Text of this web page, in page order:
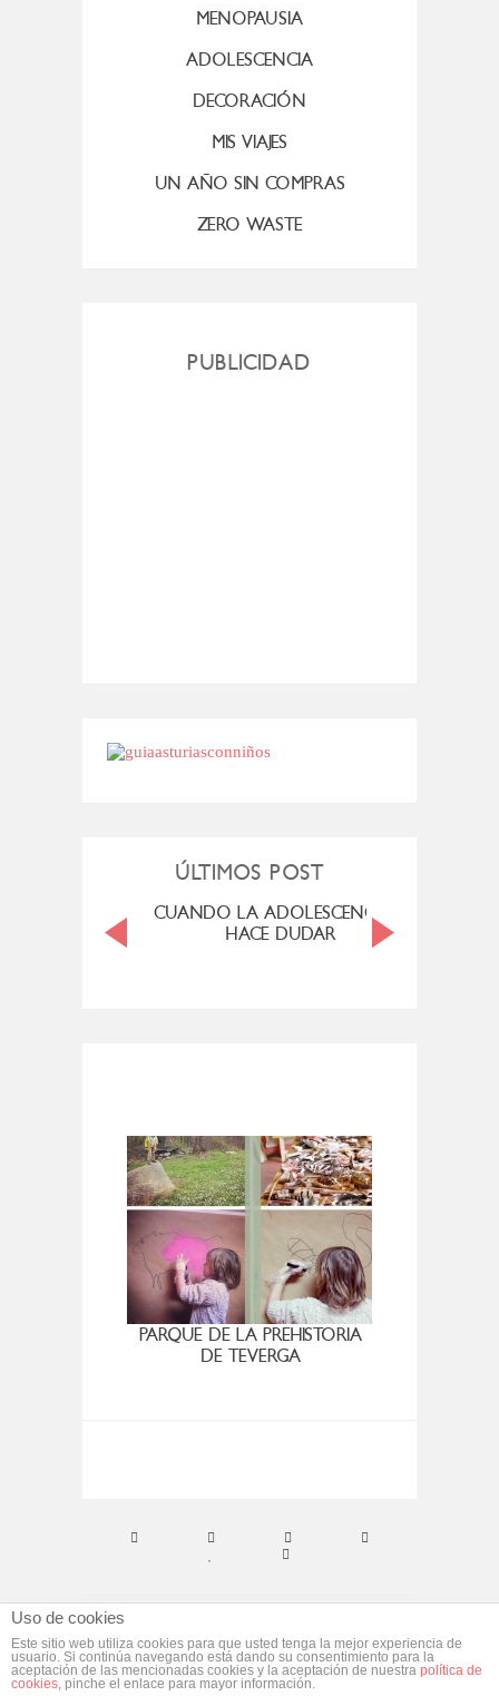
MENOPAUSIA
ADOLESCENCIA
DECORACIÓN
MIS VIAJES
UN AÑO SIN COMPRAS
ZERO WASTE
PUBLICIDAD
ÚLTIMOS POST
CUANDO LA ADOLESCENCIA ME
HACE DUDAR
PARQUE DE LA PREHISTORIA
DE TEVERGA
© ebym. Todos los derechos reservados.Aviso
Legal
Desarrollado pormorgan media
Uso de cookies
Este sitio web utiliza cookies para que usted tenga la mejor experiencia de
usuario. Si continúa navegando está dando su consentimiento para la
aceptación de las mencionadas cookies y la aceptación de nuestra política de
cookies, pinche el enlace para mayor información.